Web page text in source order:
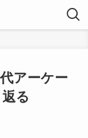
アーケー
る